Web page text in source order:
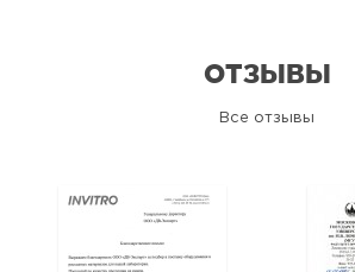
ОТЗЫВЫ
Все отзывы